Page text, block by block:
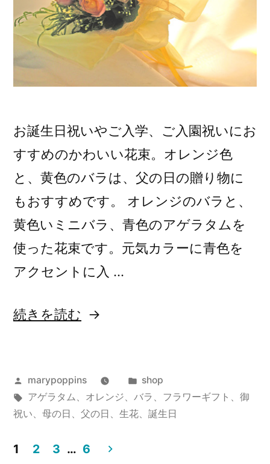
お誕生日祝いやご入学、ご入園祝いにお
すすめのかわいい花束。オレンジ色
と、黄色のバラは、父の日の贈り物に
もおすすめです。 オレンジのバラと、
黄色いミニバラ、青色のアゲラタムを
使った花束です。元気カラーに青色を
アクセントに入 …
“オ
ジ
の
ラ
続きを読む
投
稿
者:
marypoppins
カ
テ
ゴ
shop
タ
グ:
アゲラタム、 オレンジ、 バラ 、 フラワーギフト 、 御
祝い、 母の日 、 父の日 、 生花、 誕生日
1 2 3 … 6